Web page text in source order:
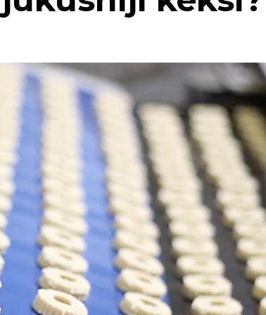
REKLAMA
sličnim profesionalcima, što potiče
teško postići u kućnom okruženju.
i stvaranje novih poslovnih veza.
razmjenu ideja, kontakata i suradnji,
novih poslovnih inicijativa.
u coworking prostorima doprinosi